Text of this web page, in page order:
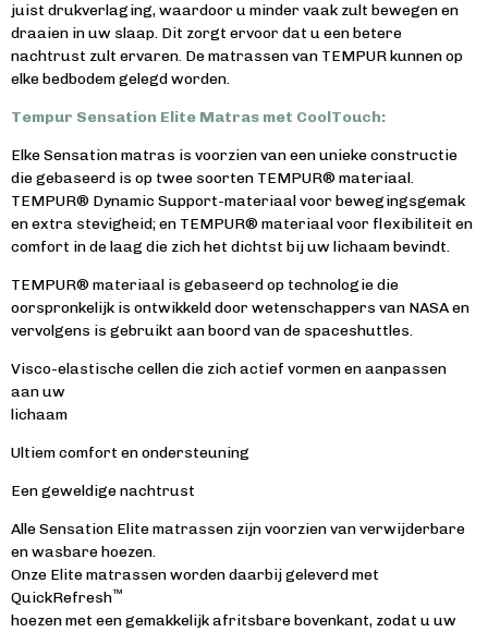
juist drukverlaging, waardoor u minder vaak zult bewegen en
draaien in uw slaap. Dit zorgt ervoor dat u een betere
nachtrust zult ervaren. De matrassen van TEMPUR kunnen op
elke bedbodem gelegd worden.
Tempur Sensation Elite Matras met CoolTouch:
Elke Sensation matras is voorzien van een unieke constructie
die gebaseerd is op twee soorten TEMPUR® materiaal.
TEMPUR® Dynamic Support-materiaal voor bewegingsgemak
en extra stevigheid; en TEMPUR® materiaal voor flexibiliteit en
comfort in de laag die zich het dichtst bij uw lichaam bevindt.
TEMPUR® materiaal is gebaseerd op technologie die
oorspronkelijk is ontwikkeld door wetenschappers van NASA en
vervolgens is gebruikt aan boord van de spaceshuttles.
Visco-elastische cellen die zich actief vormen en aanpassen
aan uw
lichaam
Ultiem comfort en ondersteuning
Een geweldige nachtrust
Alle Sensation Elite matrassen zijn voorzien van verwijderbare
en wasbare hoezen.
Onze Elite matrassen worden daarbij geleverd met
QuickRefresh™
hoezen met een gemakkelijk afritsbare bovenkant, zodat u uw